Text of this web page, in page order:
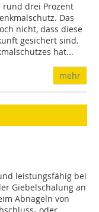
rund drei Prozent
Das
nicht, dass diese
gesichert sind.
hat...
mehr
leistungsfähig bei
Giebelschalung an
Abnageln von